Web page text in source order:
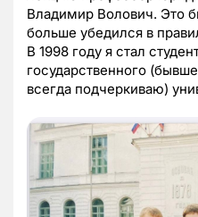
Владимир Волович. Это
больше убедился в
В 1998 году я стал
государственного
всегда подчеркиваю)